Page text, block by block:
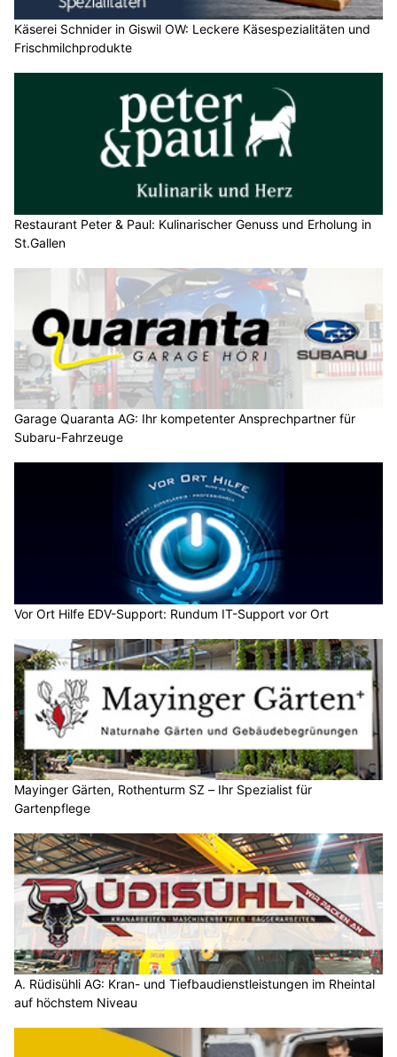
Käserei Schnider in Giswil OW: Leckere Käsespezialitäten und
Frischmilchprodukte
Restaurant Peter & Paul: Kulinarischer Genuss und Erholung in
St.Gallen
Garage Quaranta AG: Ihr kompetenter Ansprechpartner für
Subaru-Fahrzeuge
Vor Ort Hilfe EDV-Support: Rundum IT-Support vor Ort
Mayinger Gärten, Rothenturm SZ – Ihr Spezialist für
Gartenpflege
A. Rüdisühli AG: Kran- und Tiefbaudienstleistungen im Rheintal
auf höchstem Niveau